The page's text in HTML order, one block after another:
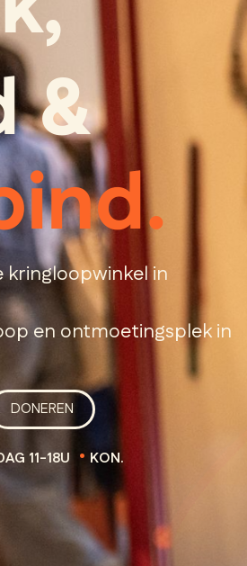
&
kringloopwinkel in
en ontmoetingsplek in
DONEREN
11-18U • KON.